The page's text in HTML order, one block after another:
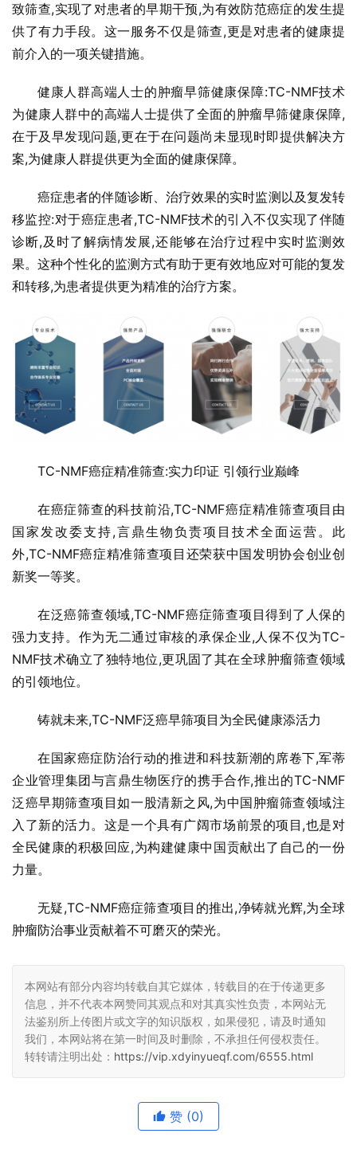
致筛查,实现了对患者的早期干预,为有效防范癌症的发生提
供了有力手段。这一服务不仅是筛查,更是对患者的健康提
前介入的一项关键措施。
健康人群高端人士的肿瘤早筛健康保障:TC-NMF技术
为健康人群中的高端人士提供了全面的肿瘤早筛健康保障,
在于及早发现问题,更在于在问题尚未显现时即提供解决方
案,为健康人群提供更为全面的健康保障。
癌症患者的伴随诊断、治疗效果的实时监测以及复发转
移监控:对于癌症患者,TC-NMF技术的引入不仅实现了伴随
诊断,及时了解病情发展,还能够在治疗过程中实时监测效
果。这种个性化的监测方式有助于更有效地应对可能的复发
和转移,为患者提供更为精准的治疗方案。
TC-NMF癌症精准筛查:实力印证 引领行业巅峰
在癌症筛查的科技前沿,TC-NMF癌症精准筛查项目由
国家发改委支持,言鼎生物负责项目技术全面运营。此
外,TC-NMF癌症精准筛查项目还荣获中国发明协会创业创
新奖一等奖。
在泛癌筛查领域,TC-NMF癌症筛查项目得到了人保的
强力支持。作为无二通过审核的承保企业,人保不仅为TC-
NMF技术确立了独特地位,更巩固了其在全球肿瘤筛查领域
的引领地位。
铸就未来,TC-NMF泛癌早筛项目为全民健康添活力
在国家癌症防治行动的推进和科技新潮的席卷下,军蒂
企业管理集团与言鼎生物医疗的携手合作,推出的TC-NMF
泛癌早期筛查项目如一股清新之风,为中国肿瘤筛查领域注
入了新的活力。这是一个具有广阔市场前景的项目,也是对
全民健康的积极回应,为构建健康中国贡献出了自己的一份
力量。
无疑,TC-NMF癌症筛查项目的推出,净铸就光辉,为全球
肿瘤防治事业贡献着不可磨灭的荣光。
本网站有部分内容均转载自其它媒体，转载目的在于传递更多
信息，并不代表本网赞同其观点和对其真实性负责，本网站无
法鉴别所上传图片或文字的知识版权，如果侵犯，请及时通知
我们，本网站将在第一时间及时删除，不承担任何侵权责任。
转转请注明出处： https://vip.xdyinyueqf.com/6555.html
赞 (0)